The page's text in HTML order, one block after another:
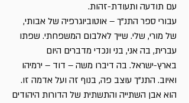
עם תודעה ותעודת-זהות.
עבורי ספר התנ"ך – אוטוביוגרפיה של אבותי,
של מורי, שלי. שייך לאלבום המשפחתי. שפתו
עברית, בה אני, בני ונכדי מדברים היום
בארץ-ישראל. בה דיברו משה – דוד – ירמיהו
ואיוב. התנ"ך עוצב פה, בנוף זה ועל אדמה זו.
הוא אבן השתייה והתשתית של הדורות היהודים